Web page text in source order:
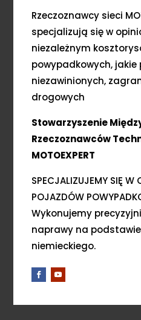
Rzeczoznawcy sieci
specjalizują się w
niezależnym
powypadkowych,
niezawinionych,
drogowych
Stowarzyszenie
Rzeczoznawców
MOTOEXPERT
SPECJALIZUJEMY SIĘ W
POJAZDÓW
Wykonujemy
naprawy na
niemieckiego.